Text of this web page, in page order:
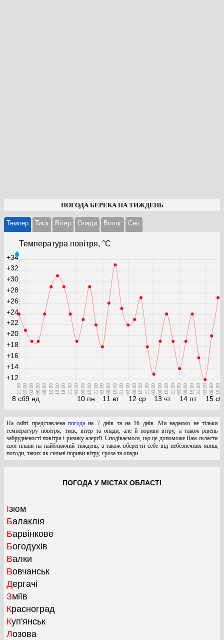
ПОГОДА БЕРЕКА НА ТИЖДЕНЬ
Темпер Тиск Вітер Опади Волог Cніг
Температура повітря, °С
8 сб
21:00
9 нд
00:00 03:00 06:00 09:00 12:00 15:00 18:00 21:00
10 пн
03:00 09:00 15:00 21:00
11 вт
03:00 09:00 15:00 21:00
12 ср
03:00 09:00 15:00 21:00
13 чт
03:00 09:00 15:00 21:00
14 пт
03:00 09:00 15:00 21:00
15 сб
03:00 09:00 15:00
+12
+14
+16
+18
+20
+22
+24
+26
+28
+30
+32
+34
На сайті представленапогода на 7 днів та на 16 днів. Ми надаємо не тільки
температуру повітря, тиск, вітер та опади, але й пориви вітру, а також рівень
забрудненості повітря і ризику алергії. Сподіваємося, що це допоможе Вам скласти
свої плани на найближчий тиждень, а також вберегти себе від небезпечних явищ
погоди, таких як сильні пориви вітру, гроза та опади.
ПОГОДА У МІСТАХ ОБЛАСТІ
Ізюм
Балаклія
Барвінкове
Богодухів
Валки
Вовчанськ
Дергачі
Зміїв
Красноград
Куп'янськ
Лозова